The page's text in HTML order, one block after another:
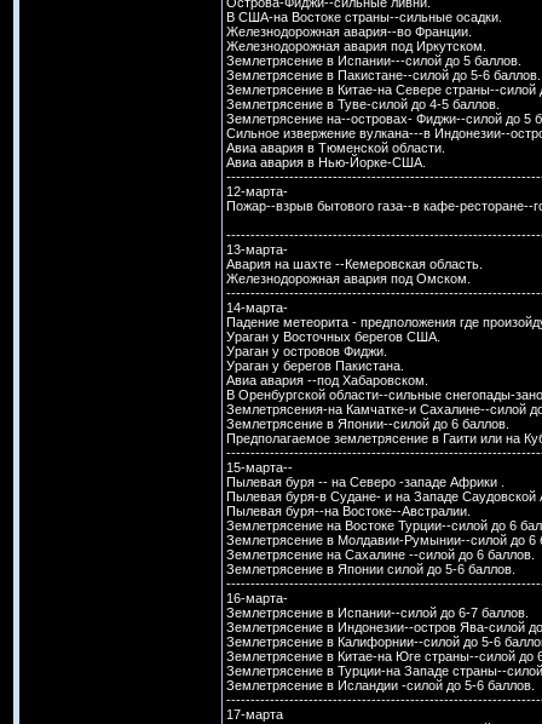
В США-на Востоке страны--сильные осадки.
Железнодорожная авария--во Франции.
Железнодорожная авария под Иркутском.
Землетрясение в Испании---силой до 5 баллов.
Землетрясение в Пакистане--силой до 5-6 баллов.
Землетрясение в Китае-на Севере страны--силой
Землетрясение в Туве-силой до 4-5 баллов.
Землетрясение на--островах- Фиджи--силой до 5
Сильное извержение вулкана---в Индонезии--
Авиа авария в Тюменской области.
Авиа авария в Нью-Йорке-США.
12-марта-
Пожар--взрыв бытового газа--в кафе-ресторане--
13-марта-
Авария на шахте --Кемеровская область.
Железнодорожная авария под Омском.
14-марта-
Падение метеорита - предположения где
Ураган у Восточных берегов США.
Ураган у островов Фиджи.
Ураган у берегов Пакистана.
Авиа авария --под Хабаровском.
В Оренбургской области--сильные снегопады-
Землетрясения-на Камчатке-и Сахалине--силой
Землетрясение в Японии--силой до 6 баллов.
Предполагаемое землетрясение в Гаити или на
15-марта--
Пылевая буря -- на Северо -западе Африки .
Пылевая буря-в Судане- и на Западе Саудовской
Пылевая буря--на Востоке--Австралии.
Землетрясение на Востоке Турции--силой до 6
Землетрясение в Молдавии-Румынии--силой до 6
Землетрясение на Сахалине --силой до 6 баллов.
Землетрясение в Японии силой до 5-6 баллов.
16-марта-
Землетрясение в Испании--силой до 6-7 баллов.
Землетрясение в Индонезии--остров Ява-силой
Землетрясение в Калифорнии--силой до 5-6
Землетрясение в Китае-на Юге страны--силой до
Землетрясение в Турции-на Западе страны--
Землетрясение в Исландии -силой до 5-6 баллов.
17-марта